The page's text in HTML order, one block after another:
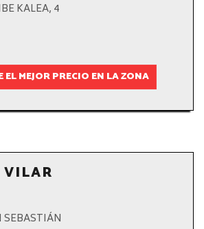
KALEA, 4
EL MEJOR PRECIO EN LA ZONA
VILAR